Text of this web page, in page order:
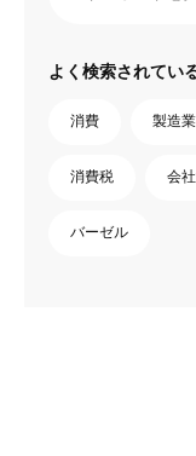
よく検索されてい
消費 製造業
消費税 会
バーゼル